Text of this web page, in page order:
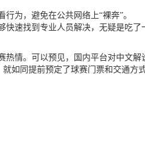
为，避免在公共网络上“裸奔”。
速找到专业人员解决，无疑是吃了
情。可以预见，国内平台对中文
如同提前预定了球赛门票和交通方